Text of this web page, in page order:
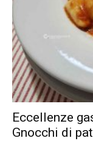
Eccellenze
Gnocchi di